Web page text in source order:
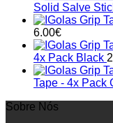
Solid Salve
6.00€
4x Pack Black
Tape - 4x Pack
Sobre Nós